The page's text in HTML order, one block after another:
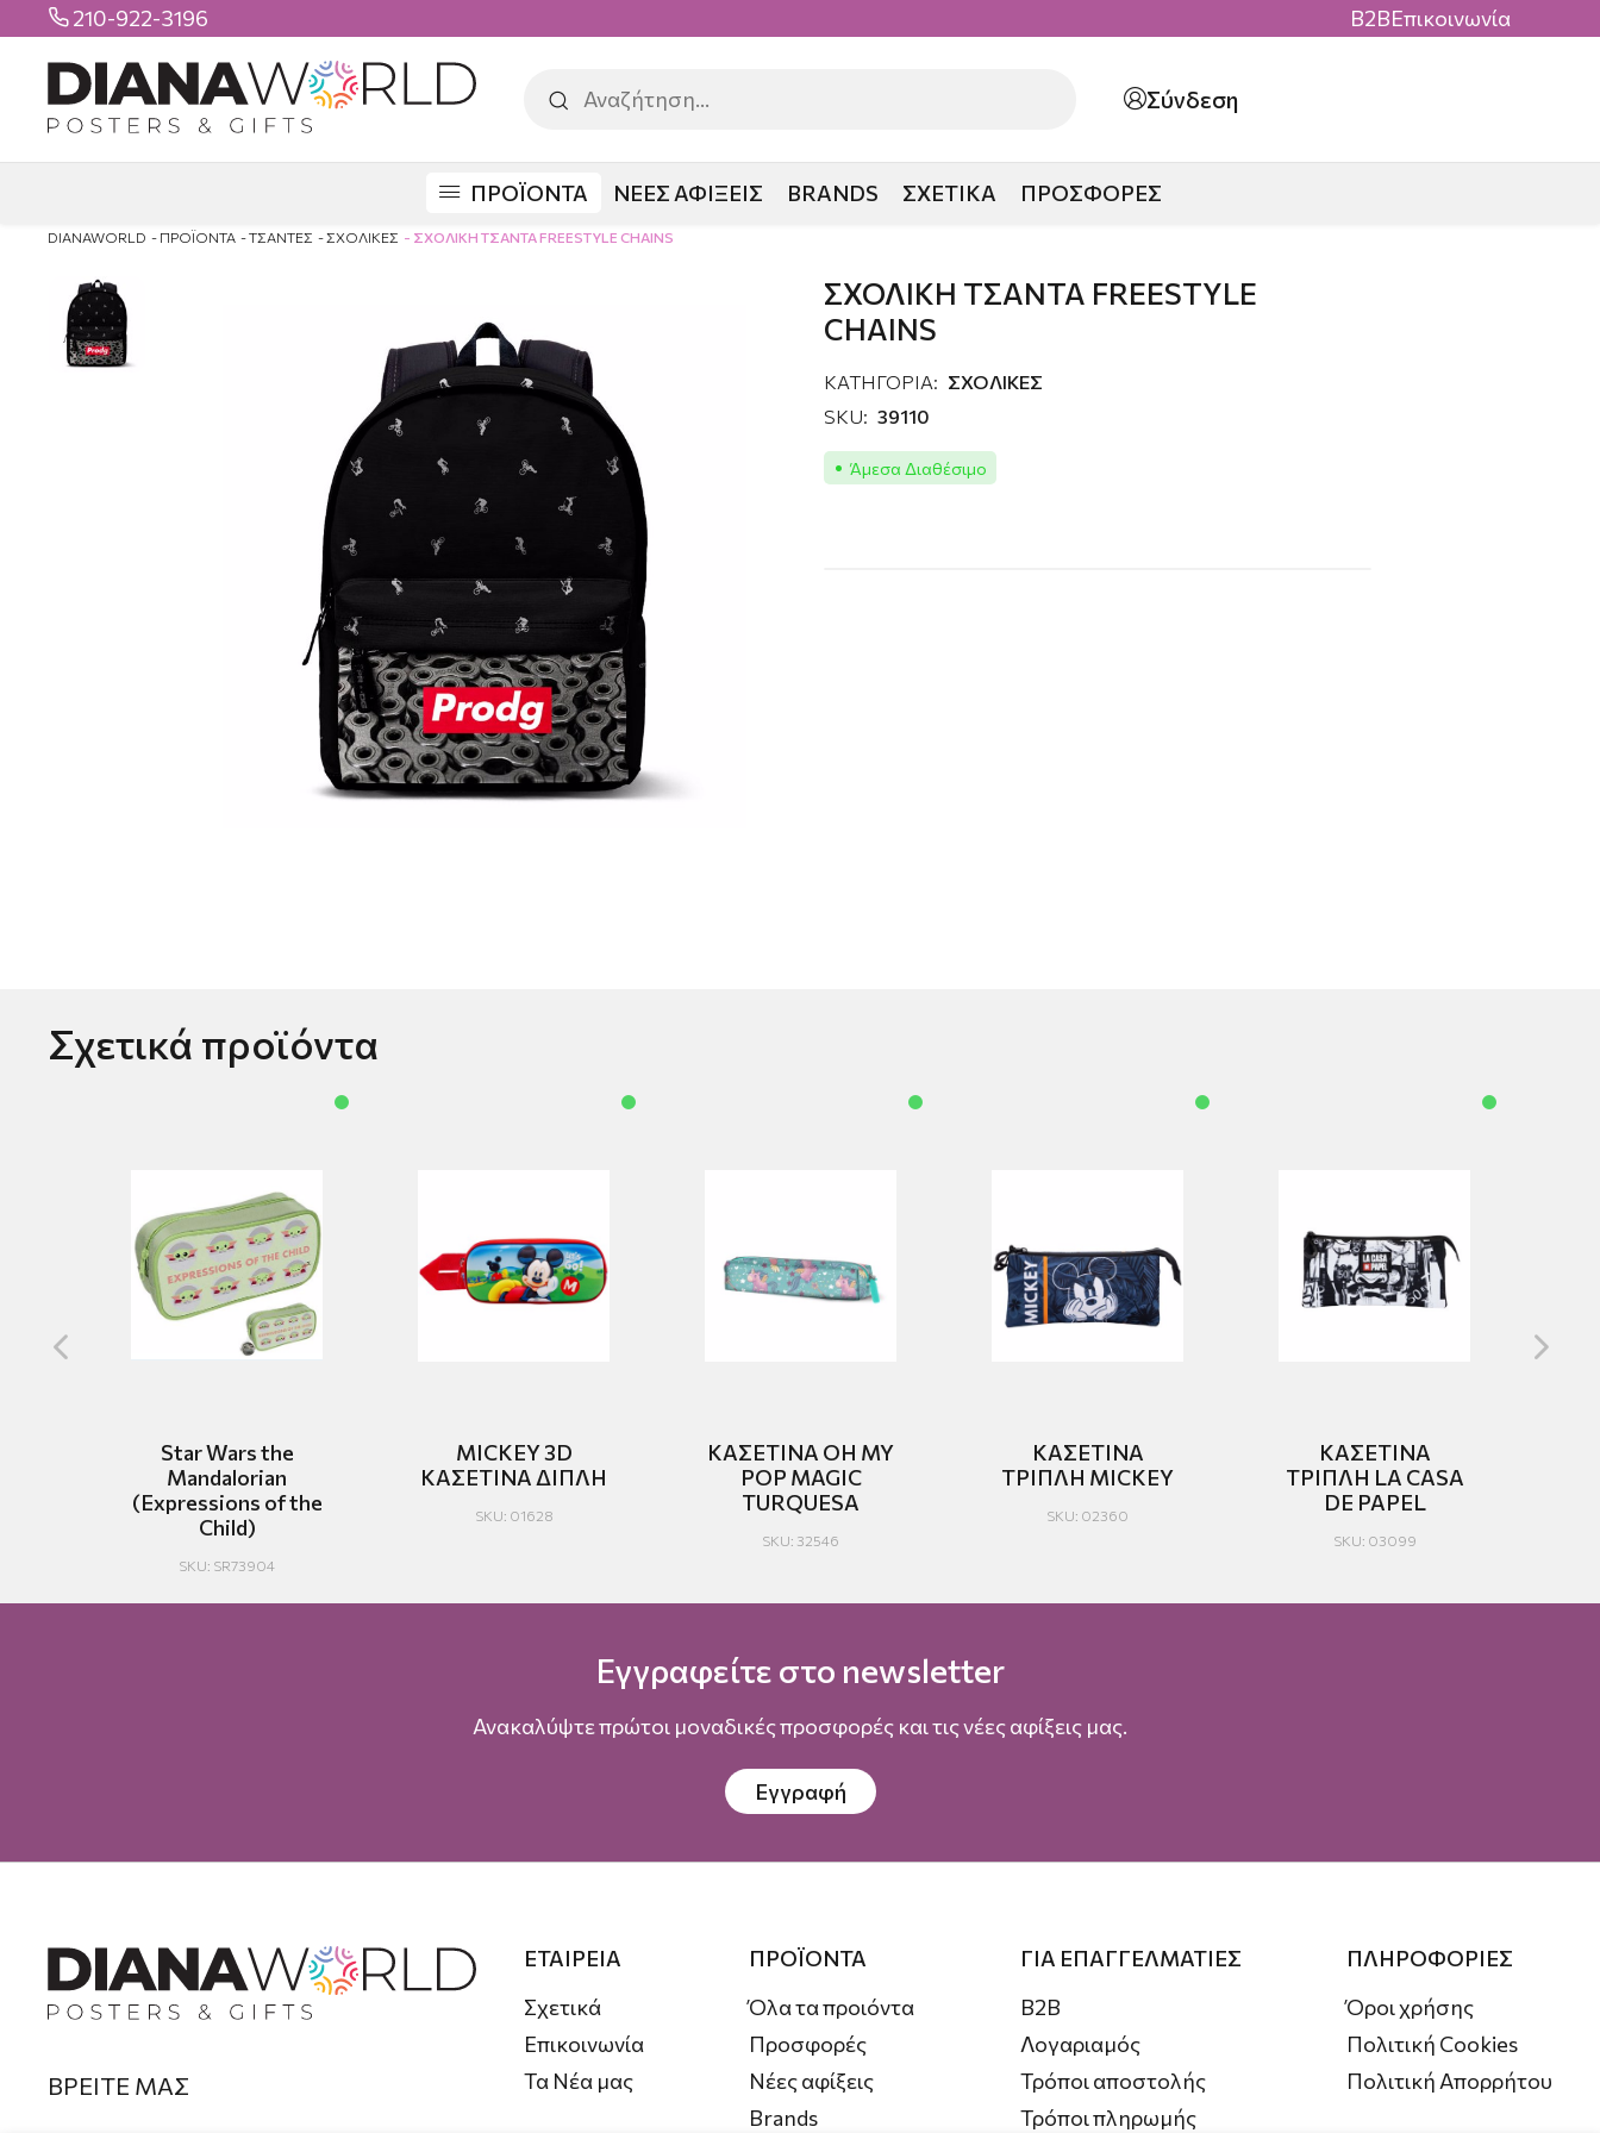
 210-922-3196 B2BΕπικοινωνία
Σύνδεση
ΠΡΟΪΟΝΤΑ ΝΕΕΣ ΑΦΙΞΕΙΣ BRANDS ΣΧΕΤΙΚΑ ΠΡΟΣΦΟΡΕΣ
DIANAWORLD ΠΡΟΪΟΝΤΑ ΤΣΑΝΤΕΣ ΣΧΟΛΙΚΕΣ ΣΧΟΛΙΚΗ ΤΣΑΝΤΑ FREESTYLE CHAINS
ΣΧΟΛΙΚΗ ΤΣΑΝΤΑ FREESTYLE
CHAINS
ΚΑΤΗΓΟΡΙΑ: ΣΧΟΛΙΚΕΣ
SKU: 39110
Άμεσα Διαθέσιμο
Σχετικά προϊόντα
Star Wars the
Mandalorian
(Expressions of the
Child)
SKU: SR73904
MICKEY 3D
ΚΑΣΕΤΙΝΑ ΔΙΠΛΗ
SKU: 01628
ΚΑΣΕΤΙΝΑ OH MY
POP MAGIC
TURQUESA
SKU: 32546
ΚΑΣΕΤΙΝΑ
TΡΙΠΛΗ MICKEY
SKU: 02360
ΚΑΣΕΤΙΝΑ
ΤΡΙΠΛΗ LA CASA
DΕ PAPEL
SKU: 03099
Εγγραφείτε στο newsletter
Ανακαλύψτε πρώτοι μοναδικές προσφορές και τις νέες αφίξεις μας.
Εγγραφή
ΒΡΕΙΤΕ ΜΑΣ
ΕΤΑΙΡΕΙΑ
Σχετικά
Επικοινωνία
Τα Νέα μας
ΠΡΟΪΟΝΤΑ
Όλα τα προιόντα
Προσφορές
Νέες αφίξεις
Brands
ΓΙΑ ΕΠΑΓΓΕΛΜΑΤΙΕΣ
B2B
Λογαριαμός
Τρόποι αποστολής
Τρόποι πληρωμής
ΠΛΗΡΟΦΟΡΙΕΣ
Όροι χρήσης
Πολιτική Cookies
Πολιτική Απορρήτου